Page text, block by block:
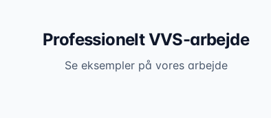
Professionelt VVS-arbejde
Se eksempler på vores arbejde